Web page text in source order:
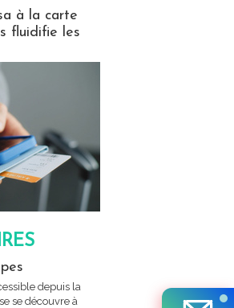
à la carte
fluidifie les
depuis la
se découvre à